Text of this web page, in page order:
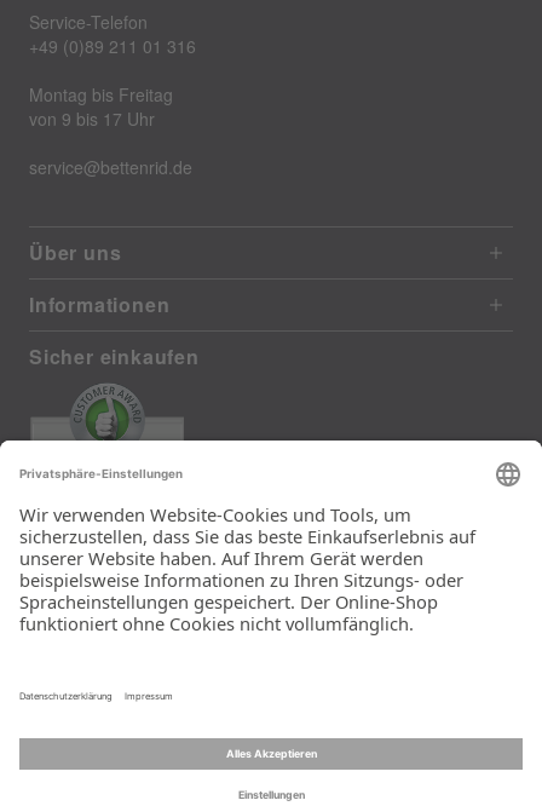
Service-Telefon
+49 (0)89 211 01 316
Montag bis Freitag
von 9 bis 17 Uhr
service@bettenrid.de
Über uns
Informationen
Sicher einkaufen
385 reviews from real customers
(last 12 months)
Total: 11283
Die Auswahl und die
Einfachheit der
Bestellung.